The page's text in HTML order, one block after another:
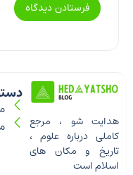
هدایت شو ، مرجع
کاملی درباره علوم ،
تاریخ و مکان های
اسلام است